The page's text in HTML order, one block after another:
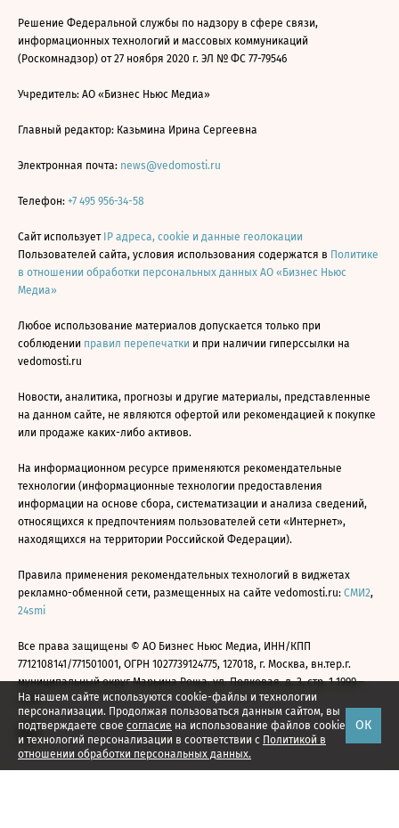
На нашем сайте используются cookie-файлы и технологии
персонализации. Продолжая пользоваться данным сайтом, вы
подтверждаете свое согласие на использование файлов cookie
и технологий персонализации в соответствии с Политикой в
отношении обработки персональных данных.
ОК
Решение Федеральной службы по надзору в сфере связи,
информационных технологий и массовых коммуникаций
(Роскомнадзор) от 27 ноября 2020 г. ЭЛ № ФС 77-79546
Учредитель: АО «Бизнес Ньюс Медиа»
Главный редактор: Казьмина Ирина Сергеевна
Электронная почта: news@vedomosti.ru
Телефон: +7 495 956-34-58
Сайт использует IP адреса, cookie и данные геолокации
Пользователей сайта, условия использования содержатся в Политике
в отношении обработки персональных данных АО «Бизнес Ньюс
Медиа»
Любое использование материалов допускается только при
соблюдении правил перепечатки и при наличии гиперссылки на
vedomosti.ru
Новости, аналитика, прогнозы и другие материалы, представленные
на данном сайте, не являются офертой или рекомендацией к покупке
или продаже каких-либо активов.
На информационном ресурсе применяются рекомендательные
технологии (информационные технологии предоставления
информации на основе сбора, систематизации и анализа сведений,
относящихся к предпочтениям пользователей сети «Интернет»,
находящихся на территории Российской Федерации).
Правила применения рекомендательных технологий в виджетах
рекламно-обменной сети, размещенных на сайте vedomosti.ru: СМИ2,
24smi
Все права защищены © АО Бизнес Ньюс Медиа, ИНН/КПП
7712108141/771501001, ОГРН 1027739124775, 127018, г. Москва, вн.тер.г.
муниципальный округ Марьина Роща, ул. Полковая, д. 3, стр. 1 1999—
2026